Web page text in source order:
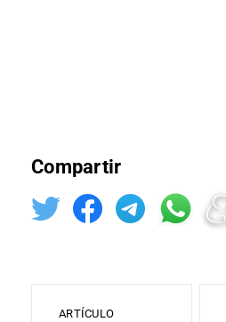
Compartir
ARTÍCULO